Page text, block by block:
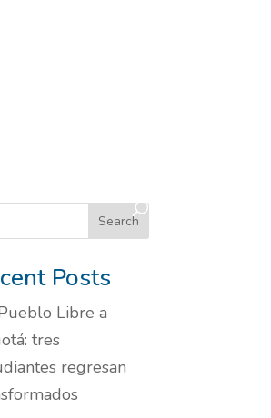
Search
Posts
Libre a
tres
regresan